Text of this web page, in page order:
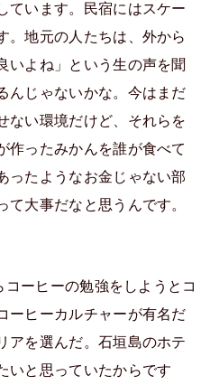
ています。民宿にはスケー
。地元の人たちは、外から
いよね」という生の声を聞
んじゃないかな。今はまだ
ない環境だけど、それらを
作ったみかんを誰が食べて
ったようなお金じゃない部
大事だなと思うんです。
ーヒーの勉強をしようとコ
ーヒーカルチャーが有名だ
アを選んだ。石垣島のホテ
いと思っていたからです